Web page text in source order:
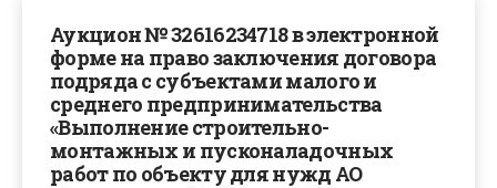
Аукцион № 32616234718 в электронной
форме на право заключения договора
подряда с субъектами малого и
среднего предпринимательства
«Выполнение строительно-
монтажных и пусконаладочных
работ по объекту для нужд АО